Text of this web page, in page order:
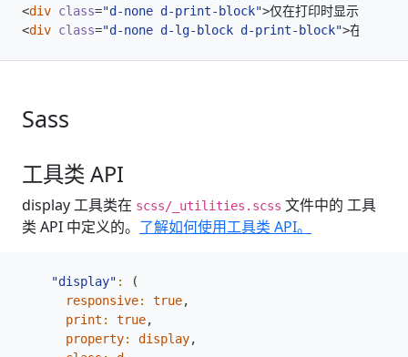
<div class="d-none d-print-block">仅在打印时显示（仅在
<div class="d-none d-lg-block d-print-block">在屏幕尺
Sass
工具类 API
display 工具类在 scss/_utilities.scss 文件中的 工具
类 API 中定义的。 了解如何使用工具类 API。
"display" :
(
responsive: true,
print : true,
property: display,